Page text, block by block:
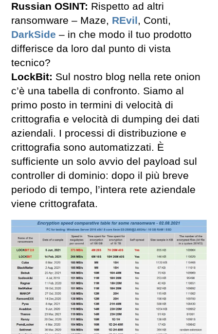
Russian OSINT: Rispetto ad altri
ransomware – Maze, REvil, Conti,
DarkSide – in che modo il tuo prodotto
differisce da loro dal punto di vista
tecnico?
LockBit: Sul nostro blog nella rete onion
c’è una tabella di confronto. Siamo al
primo posto in termini di velocità di
crittografia e velocità di dumping dei dati
aziendali. I processi di distribuzione e
crittografia sono automatizzati. È
sufficiente un solo avvio del payload sul
controller di dominio: dopo il più breve
periodo di tempo, l’intera rete aziendale
viene crittografata.